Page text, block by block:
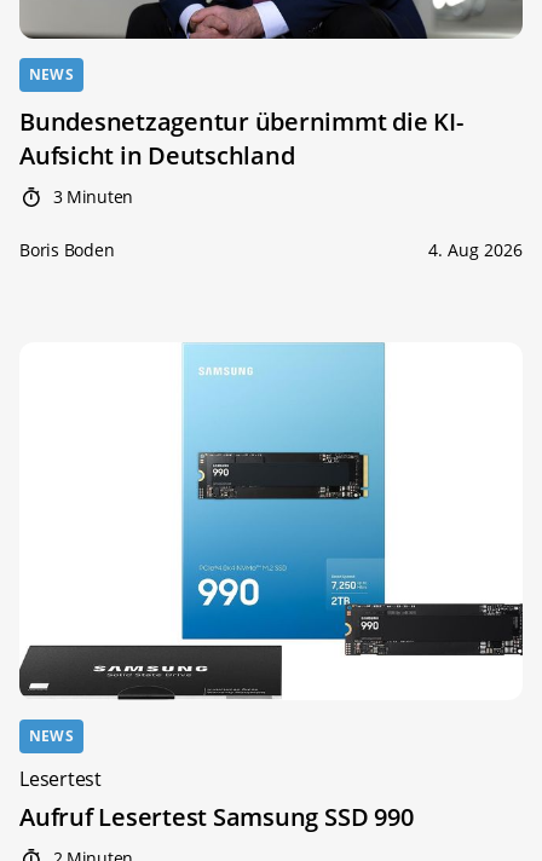
NEWS
Bundesnetzagentur übernimmt die KI-
Aufsicht in Deutschland
3 Minuten
Boris Boden 4. Aug 2026
NEWS
Lesertest
Aufruf Lesertest Samsung SSD 990